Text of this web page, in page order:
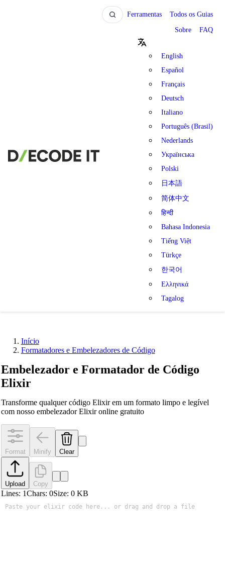
Ferramentas Todos os Guias
Sobre FAQ
English
Español
Français
Deutsch
Italiano
Português (Brasil)
Nederlands
Українська
Polski
日本語
简体中文
हिन्दी
Bahasa Indonesia
Tiếng Việt
Türkçe
한국어
Ελληνικά
Tagalog
Início
Formatadores e Embelezadores de Código
Embelezador e Formatador de Código
Elixir
Transforme qualquer código Elixir em um formato limpo e legível
com nosso embelezador Elixir online gratuito
Format Minify Clear
Upload Copy
Lines: 1Chars: 0Size: 0KB